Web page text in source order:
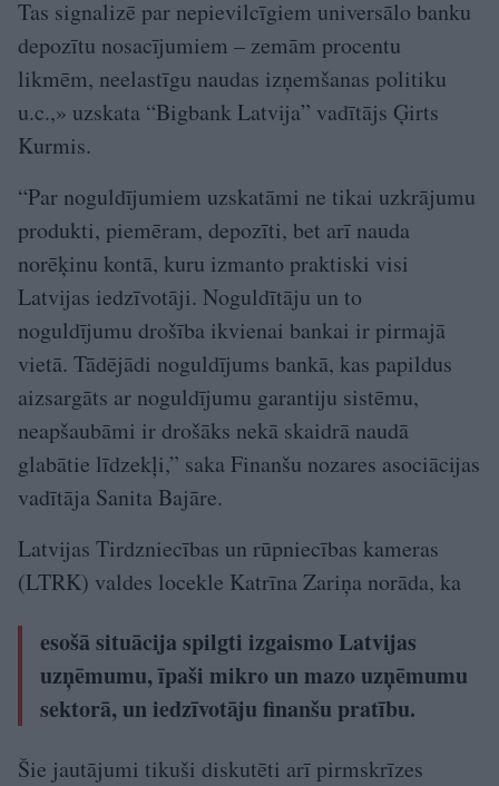
Tas signalizē par nepievilcīgiem universālo banku
depozītu nosacījumiem – zemām procentu
likmēm, neelastīgu naudas izņemšanas politiku
u.c.,» uzskata “Bigbank Latvija” vadītājs Ģirts
Kurmis.
“Par noguldījumiem uzskatāmi ne tikai uzkrājumu
produkti, piemēram, depozīti, bet arī nauda
norēķinu kontā, kuru izmanto praktiski visi
Latvijas iedzīvotāji. Noguldītāju un to
noguldījumu drošība ikvienai bankai ir pirmajā
vietā. Tādējādi noguldījums bankā, kas papildus
aizsargāts ar noguldījumu garantiju sistēmu,
neapšaubāmi ir drošāks nekā skaidrā naudā
glabātie līdzekļi,” saka Finanšu nozares asociācijas
vadītāja Sanita Bajāre.
Latvijas Tirdzniecības un rūpniecības kameras
(LTRK) valdes locekle Katrīna Zariņa norāda, ka
esošā situācija spilgti izgaismo Latvijas
uzņēmumu, īpaši mikro un mazo uzņēmumu
sektorā, un iedzīvotāju finanšu pratību.
Šie jautājumi tikuši diskutēti arī pirmskrīzes